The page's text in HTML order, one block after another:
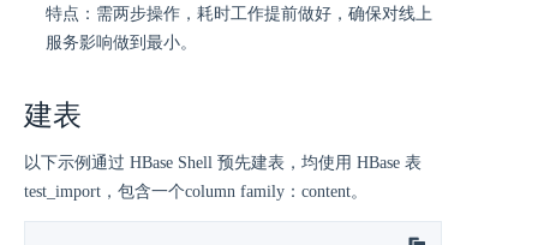
特点：需两步操作，耗时工作提前做好，确保对线上
服务影响做到最小。
建表
以下示例通过 HBase Shell 预先建表，均使用 HBase 表
test_import，包含一个column family：content。